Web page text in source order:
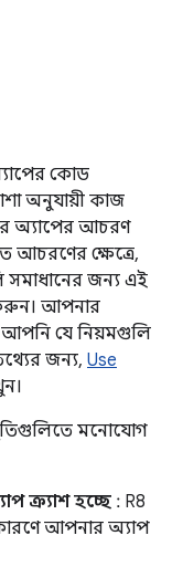
কোড
অনুযায়ী কাজ
অ্যাপের আচরণ
আচরণের ক্ষেত্রে,
সমাধানের জন্য এই
করুন। আপনার
আপনি যে নিয়মগুলি
জন্য, Use
মনোযোগ
ক্র্যাশ হচ্ছে : R8
আপনার অ্যাপ